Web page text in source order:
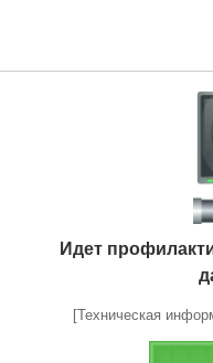
Идет
[Техническая